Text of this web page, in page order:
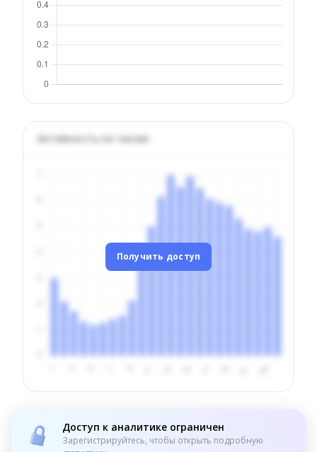
Активность по часам
Получить доступ
Доступ к аналитике ограничен
Зарегистрируйтесь, чтобы открыть подробную